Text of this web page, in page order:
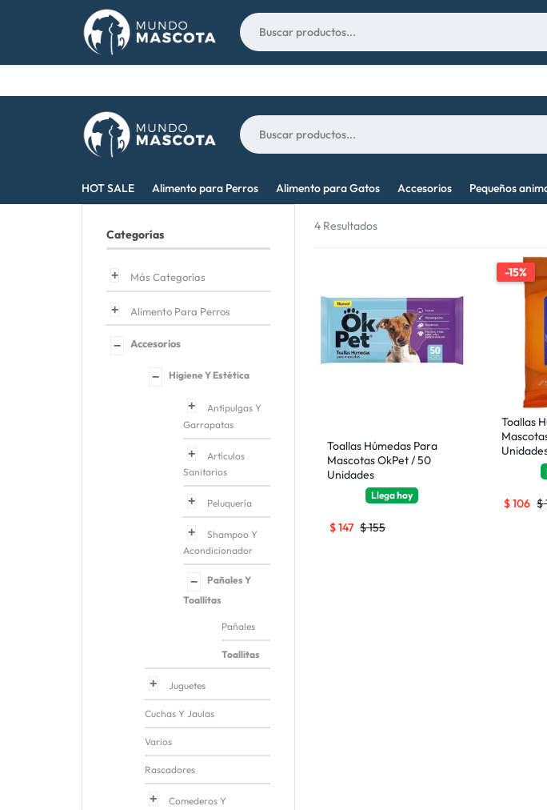
Nosotros
MASCOTA
MEJOR
PARA
TU
MASCOTA
HOT SALE Alimento para Perros Alimento para Gatos Accesorios Pequeños
4 Resultados
Toallas Húmedas Para
Mascotas OkPet / 50
Unidades
Llegahoy
$155
$147
-15%
Toallas
$
$106
Categorías
Más Categorías
Alimento Para Perros
Accesorios
Higiene Y Estética
Antipulgas Y
Garrapatas
Artículos
Sanitarios
Peluquería
Shampoo Y
Acondicionador
Pañales Y
Toallitas
Pañales
Toallitas
Juguetes
Cuchas Y Jaulas
Varios
Rascadores
Comederos Y